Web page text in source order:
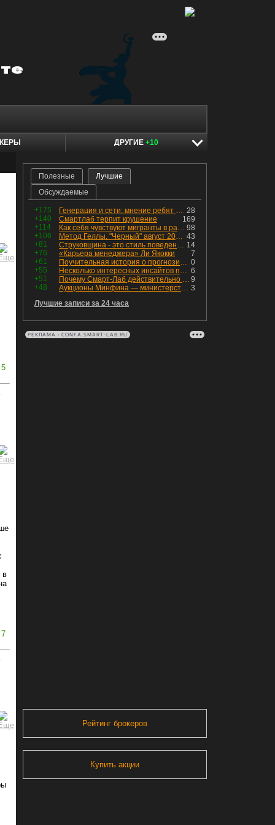
ДРУГИЕ +10
5
в
7
Полезные
Лучшие
Обсуждаемые
+175 28
Генерация и сети: мнение ребят из индустрии
+140
169
Смартлаб терпит крушение
+114
98
Как себя чувствуют мигранты в раю, в который они так стремились
+106
43
Метод Геллы. "Черный" август 2026 - быть или не быть?
+81
14
Струковщина - это стиль поведения, известный всем в секторе золотодобычи.
+76
7
«Карьера менеджера» Ли Якокки
+61
0
Поучительная история о прогнозировании
+55
6
Несколько интересных инсайтов по "Озону"
+51
9
Почему Смарт-Лаб действительно протух
+48
3
Аукционы Минфина — министерство всё ещё не придумало "лекарство" для рынка ОФЗ. Ликвидности банкам не хватает это по РЕПО аукционам!
Лучшие записи за 24 часа
РЕКЛАМА • CONFA.SMART-LAB.RU
Рейтинг брокеров
Купить акции